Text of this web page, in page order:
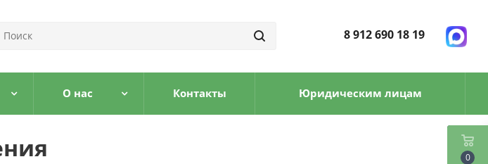
8 912 690 18 19
О нас Контакты Юридическим лицам
0